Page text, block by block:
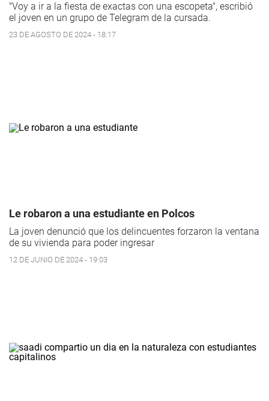
"Voy a ir a la fiesta de exactas con una escopeta", escribió
el joven en un grupo de Telegram de la cursada.
23 DE AGOSTO DE 2024 - 18:17
Le robaron a una estudiante en Polcos
La joven denunció que los delincuentes forzaron la ventana
de su vivienda para poder ingresar
12 DE JUNIO DE 2024 - 19:03